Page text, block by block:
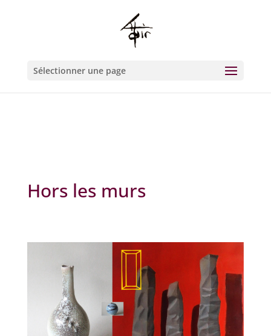
: Constant WP_CRON_LOCK_TIMEOUT already defined in
on line93
Sélectionner une page
Hors les murs